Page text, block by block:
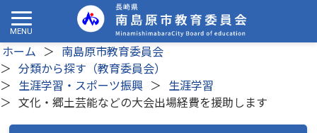
ホーム
南島原市教育委員会
分類から探す（教育委員会）
生涯学習・スポーツ振興
生涯学習
文化・郷土芸能などの大会出場経費を援助します